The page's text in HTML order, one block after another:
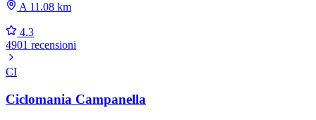
A 11.08 km
4.3
4901 recensioni
CI
Ciclomania Campanella